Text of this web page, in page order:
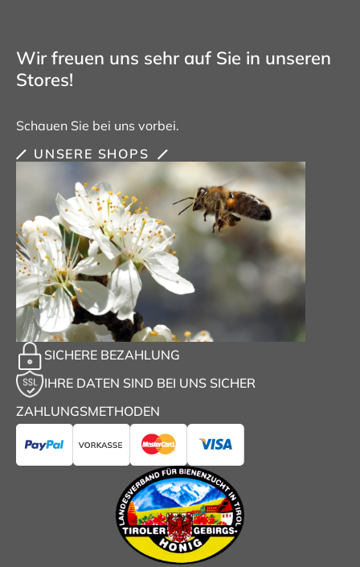
Wir freuen uns sehr auf Sie in unseren
Stores!
Schauen Sie bei uns vorbei.
UNSERE SHOPS
SICHERE BEZAHLUNG
IHRE DATEN SIND BEI UNS SICHER
ZAHLUNGSMETHODEN